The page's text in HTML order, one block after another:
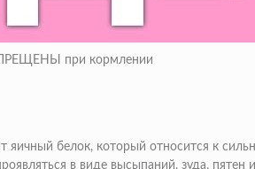
при кормлении
яичный белок, который относится к
в виде высыпаний, зуда,